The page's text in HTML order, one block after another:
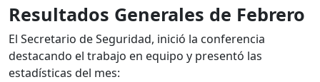
Resultados Generales de Febrero
El Secretario de Seguridad, inició la conferencia
destacando el trabajo en equipo y presentó las
estadísticas del mes: